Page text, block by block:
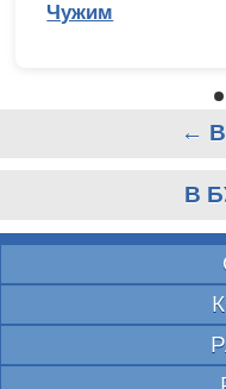
Чужим
←
В